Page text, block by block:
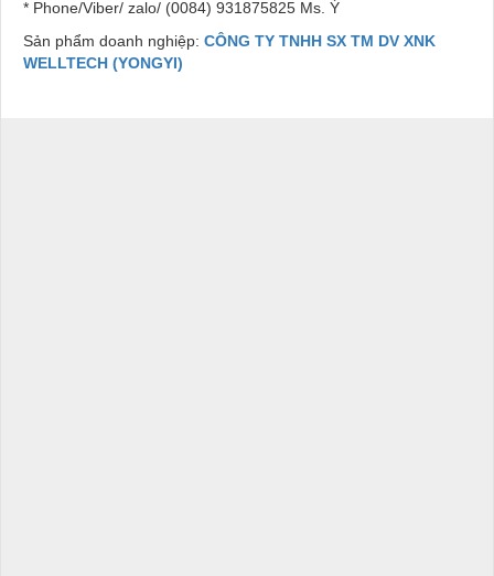
* Phone/Viber/ zalo/ (0084) 931875825 Ms. Ý
Sản phẩm doanh nghiệp: CÔNG TY TNHH SX TM DV XNK
WELLTECH (YONGYI)